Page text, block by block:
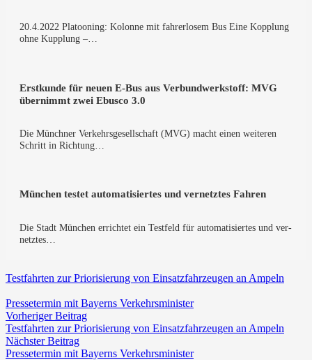
20.4.2022 Pla­too­ning: Kolon­ne mit fah­rer­lo­sem Bus Eine Kopp­lung
ohne Kupp­lung –…
Erst­kun­de für neu­en E‑Bus aus Ver­bund­werk­stoff: MVG
über­nimmt zwei Ebus­co 3.0
Die Münch­ner Ver­kehrs­ge­sell­schaft (MVG) macht einen wei­te­ren
Schritt in Rich­tung…
Mün­chen tes­tet auto­ma­ti­sier­tes und ver­netz­tes Fahren
Die Stadt Mün­chen errich­tet ein Test­feld für auto­ma­ti­sier­tes und ver­
netz­tes…
Test­fahr­ten zur Prio­ri­sie­rung von Ein­satz­fahr­zeu­gen an Ampeln
Pres­se­ter­min mit Bay­erns Verkehrsminister
Vorheriger Beitrag
Test­fahr­ten zur Prio­ri­sie­rung von Ein­satz­fahr­zeu­gen an Ampeln
Nächster Beitrag
Pres­se­ter­min mit Bay­erns Verkehrsminister